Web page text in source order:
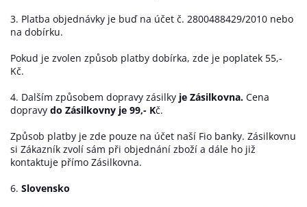
3. Platba objednávky je buď na účet č. 2800488429/2010 nebo
na dobírku.
Pokud je zvolen způsob platby dobírka, zde je poplatek 55,-
Kč.
4. Dalším způsobem dopravy zásilky je Zásilkovna. Cena
dopravy do Zásilkovny je 99,- Kč.
Způsob platby je zde pouze na účet naší Fio banky. Zásilkovnu
si Zákazník zvolí sám při objednání zboží a dále ho již
kontaktuje přímo Zásilkovna.
6. Slovensko